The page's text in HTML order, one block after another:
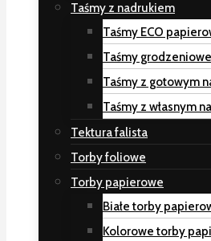
Taśmy z nadrukiem
Taśmy ECO
Taśmy
Taśmy z gotowym
Taśmy z własnym
Tektura falista
Torby foliowe
Torby papierowe
Białe torby
Kolorowe torby